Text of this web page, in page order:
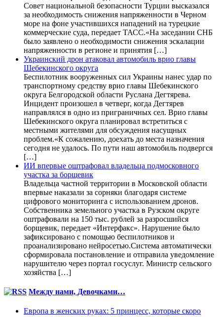
Совет национальной безопасности Турции высказался
за необходимость снижения напряженности в Черном
море на фоне участившихся нападений на турецкие
коммерческие суда, передает ТАСС.«На заседании СНБ
было заявлено о необходимости снижения эскалации
напряженности в регионе и принятия […]
Украинский дрон атаковал автомобиль врио главы
Шебекинского округа
Беспилотник вооруженных сил Украины нанес удар по
транспортному средству врио главы Шебекинского
округа Белгородской области Руслана Дегтярева.
Инцидент произошел в четверг, когда Дегтярев
направлялся в одно из приграничных сел. Врио главы
Шебекинского округа планировал встретиться с
местными жителями для обсуждения насущных
проблем.«К сожалению, доехать до места назначения
сегодня не удалось. По пути наш автомобиль подвергся
[…]
ИИ впервые оштрафовал владельца подмосковного
участка за борщевик
Владельца частной территории в Московской области
впервые наказали за сорняки благодаря системе
цифрового мониторинга с использованием дронов.
Собственника земельного участка в Рузском округе
оштрафовали на 150 тыс. рублей за разросшийся
борщевик, передает «Интерфакс». Нарушение было
зафиксировано с помощью беспилотников и
проанализировано нейросетью.Система автоматически
сформировала постановление и отправила уведомление
нарушителю через портал госуслуг. Министр сельского
хозяйства […]
Между нами, Девочками…
Европа в женских руках: 5 принцесс, которые скоро